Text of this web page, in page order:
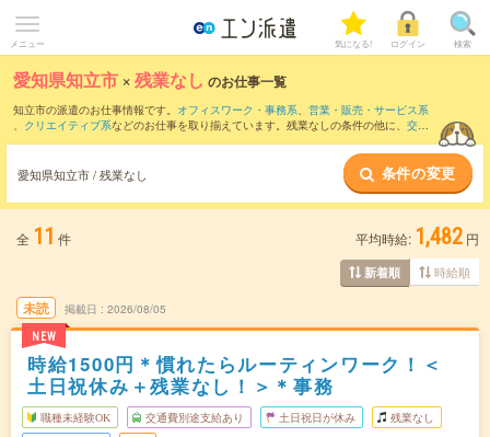
メニュー 気になる! ログイン 検索
愛知県知立市 ×残業なし のお仕事一覧
知立市の派遣のお仕事情報です。 オフィスワーク・事務系、 営業・販売・サービス系
、 クリエイティブ系などのお仕事を取り揃えています。残業なしの条件の他に、 交通
愛知県知立市 / 残業なし 条件の変更
全 11 件 平均時給: 1,482 円
新着順 時給順
未読
NEW
掲載日 2026/08/05
時給1500円＊慣れたらルーティンワーク！＜
土日祝休み＋残業なし！＞＊事務
職種未経験OK 交通費別途支給あり 土日祝日が休み 残業なし